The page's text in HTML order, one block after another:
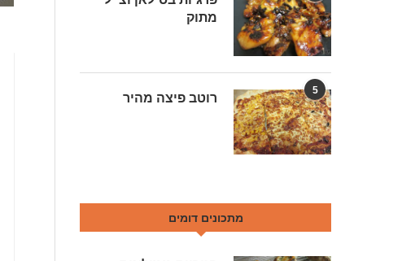
מתוק
5
רוטב פיצה מהיר
מתכונים דומים